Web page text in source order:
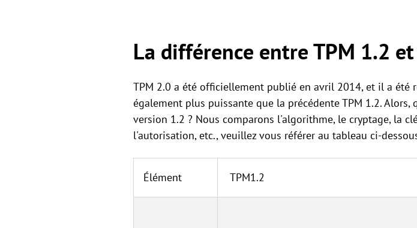
La différence entre TPM 1.2
TPM 2.0 a été officiellement publié en avril 2014, et il a été
également plus puissante que la précédente TPM 1.2.
version 1.2 ? Nous comparons l'algorithme, le cryptage, la
l'autorisation, etc., veuillez vous référer au tableau ci-
Élément TPM1.2